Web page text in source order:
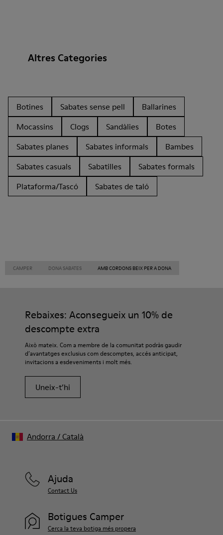
Altres Categories
Botines Sabates sense pell
Ballarines
Mocassins
Clogs Sandàlies
Botes
Sabates planes
Sabates informals
Bambes
Sabates casuals
Sabatilles
Sabates formals
Plataforma/Tascó
Sabates de taló
CAMPER DONA SABATES AMB CORDONS BEIX PER A DONA
Rebaixes: Aconsegueix un 10% de
descompte extra
Això mateix. Com a membre de la comunitat podràs gaudir
d’avantatges exclusius com descomptes, accés anticipat,
invitacions a esdeveniments i molt més.
Uneix-t’hi
Ajuda
Contact Us
Botigues Camper
Cerca la teva botiga més propera
Andorra / Català